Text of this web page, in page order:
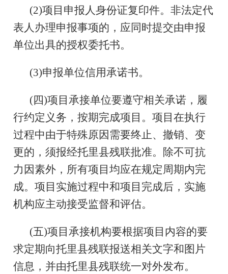
(2)项目申报人身份证复印件。非法定代
表人办理申报事项的，应同时提交由申报
单位出具的授权委托书。
(3)申报单位信用承诺书。
(四)项目承接单位要遵守相关承诺，履
行约定义务，按期完成项目。项目在执行
过程中由于特殊原因需要终止、撤销、变
更的，须报经托里县残联批准。除不可抗
力因素外，所有项目均应在规定周期内完
成。项目实施过程中和项目完成后，实施
机构应主动接受监督和评估。
(五)项目承接机构要根据项目内容的要
求定期向托里县残联报送相关文字和图片
信息，并由托里县残联统一对外发布。